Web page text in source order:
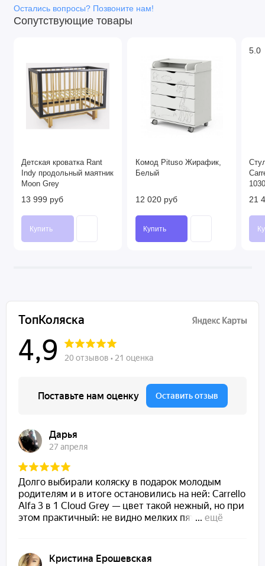
Остались вопросы? Позвоните нам!
Сопутствующие товары
Детская кроватка Rant
Indy продольный маятник
Moon Grey
13 999 руб
Купить
Комод Pituso Жирафик,
Белый
12 020 руб
Купить
5.0
21